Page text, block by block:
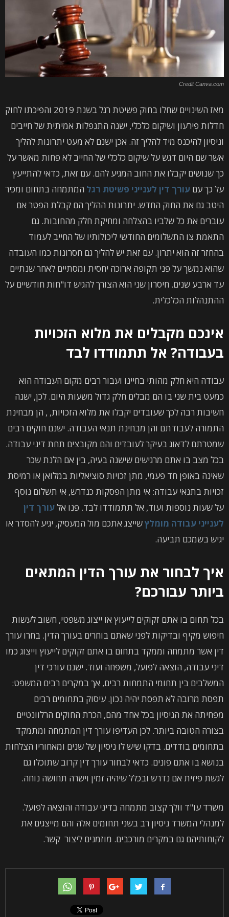
Credit Canva.com
מאז השינויים שחלו בחוק פשיטת רגל בשנת 2019 והפיכתו לחוק
חדלות פירעון ושיקום כלכלי, ישנה התנפלות אמיתית של חייבים
וניסיון להיכנס מיד להליך זה. אכן ישנם לא מעט יתרונות להליך
אשר שם היום דגש על שיקום כלכלי של החייב לא פחות מאשר על
כך שנושים יקבלו את החוב המגיע להם. עם זאת, כדאי להתייעץ
על כך עם עורך דין לענייני פשיטת רגל המתמחה בתחום ומכיר
היטב גם את החוק החדש. יתרונות ההליך הם קבלת הפטר אם
עוברים את כל שלביו בהצלחה ומחיקת חלק מהחובות. גם
התאמת צו התשלומים החודשי ליכולותיו של החייב לעמוד
בהחזר זה הוא יתרון. עם זאת יש להליך גם חסרונות כמו העובדה
שהוא נמשך על פני תקופה ארוכה יחסית ומסתיים לאחר שנתיים
עד ארבע שנים. חיסרון שני הוא הצורך להגיש דו"חות חודשיים על
ההתנהלות הכלכלית.
אינכם מקבלים את מלוא הזכויות
בעבודה? אל תתמודדו לבד
עבודה היא חלק מהותי בחיינו ועבור רבים מקום העבודה הוא
כמעט בית שני בו הם מבלים חלק גדול משעות היום. לכן, ישנה
חשיבות רבה לכך שעובדים יקבלו את מלוא הזכויות, , הן מבחינת
התמורה לעבודתם והן מבחינת תנאי העבודה. ישנם חוקים רבים
שמטרתם לדאוג בעיקר לעובדים והם מקובצים תחת דיני עבודה.
בכל מצב בו אתם מרגישים שישנה בעיה, בין אם הלנת שכר
שאינה באופן חד פעמי, מתן זכויות סוציאליות במלואן או רמיסת
זכויות בתנאי עבודה: אי מתן הפסקות כנדרש, אי תשלום נוסף
על שעות נוספות ועוד, אל תתמודדו לבד. פנו אלעורך דין
לענייני עבודה מומלץשייצג אתכם מול המעסיק, יגיע להסדר או
יגיש בשמכם תביעה.
איך לבחור את עורך הדין המתאים
ביותר עבורכם?
בכל תחום בו אתם זקוקים לייעוץ או ייצוג משפטי, חשוב לעשות
חיפוש מקיף ובדיקות לפני שאתם בוחרים בעורך הדין. בחרו עורך
דין אשר מתמחה וממקד בתחום בו אתם זקוקים לייעוץ וייצוג כמו
דיני עבודה, הוצאה לפועל, משפחה ועוד. ישנם עורכי דין
המשלבים בין תחומי התמחות רבים, אך במקרים רבים המשפט:
תפסת מרובה לא תפסת יהיה נכון. עיסוק בתחומים רבים
מפחיתה את הניסיון בכל אחד מהם, הכרת החוקים הרלוונטיים
בצורה הטובה ביותר. לכן העדיפו עורך דין המתמחה ומתמקד
בתחומים בודדים. בדקו שיש לו ניסיון של שנים ומאחוריו הצלחות
בנושא בו אתם פונים. כדאי לבחור עורך דין קרוב שתוכלו גם
לגשת פיזית אם נדרש ובכלל שיהיה זמין וישרה תחושה נוחה.
משרד עו"ד וולך קצוב מתמחה בדיני עבודה והוצאה לפועל.
למנהלי המשרד ניסיון רב בשני תחומים אלה והם מייצגים את
לקוחותיהם גם במקרים מורכבים. מוזמנים ליצור קשר.